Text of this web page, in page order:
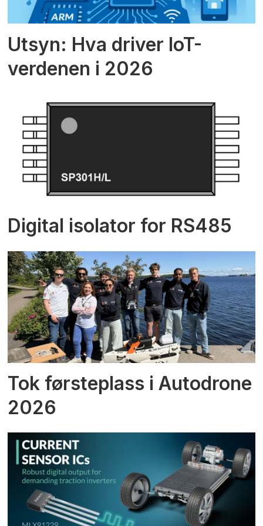
Utsyn: Hva driver IoT-
verdenen i 2026
Digital isolator for RS485
Tok førsteplass i Autodrone
2026